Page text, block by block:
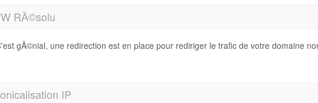
RÃ©solu
gÃ©nial, une redirection est en place pour rediriger le trafic de votre domaine
IP